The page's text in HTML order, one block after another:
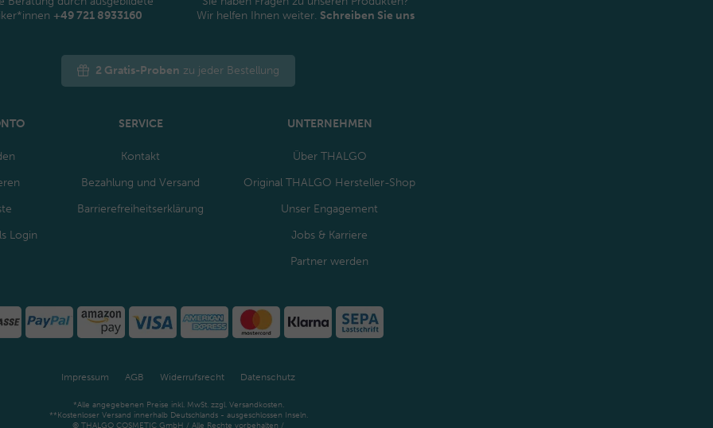
+49 721 8933160
Wir helfen Ihnen weiter. Schreiben Sie uns
2 Gratis-Proben zu jeder Bestellung
Login
SERVICE
Kontakt
Bezahlung und Versand
Barrierefreiheitserklärung
UNTERNEHMEN
Über THALGO
Original THALGO Hersteller-Shop
Unser Engagement
Jobs & Karriere
Partner werden
Impressum AGB Widerrufsrecht Datenschutz
*Alle angegebenen Preise inkl. MwSt. zzgl. Versandkosten.
**Kostenloser Versand innerhalb Deutschlands - ausgeschlossen Inseln.
© THALGO COSMETIC GmbH / Alle Rechte vorbehalten /